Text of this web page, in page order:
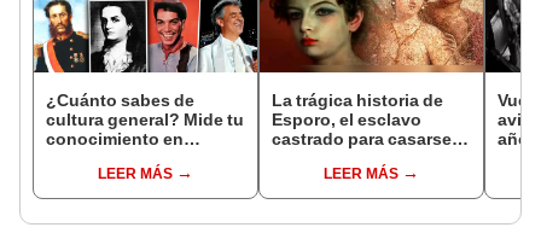
¿Cuánto sabes de
cultura general? Mide tu
conocimiento en
LEER MÁS
La trágica historia de
Esporo, el esclavo
castrado para casarse
LEER MÁS
años